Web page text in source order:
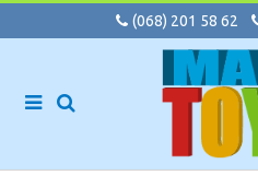
(068) 201 58 62